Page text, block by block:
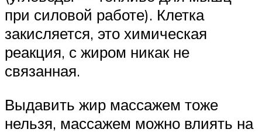
при силовой работе). Клетка
закисляется, это химическая
реакция, с жиром никак не
связанная.
Выдавить жир массажем тоже
нельзя, массажем можно влиять на